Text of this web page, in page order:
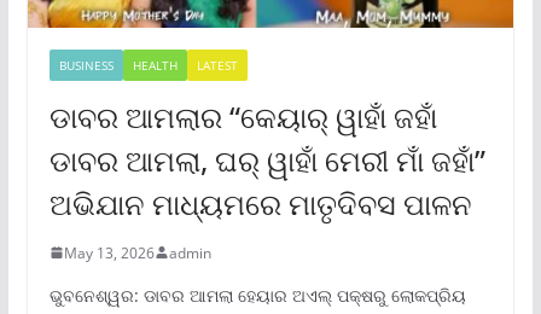
BUSINESS HEALTH LATEST
ଡାବର ଆମଲାର “କେୟାର୍ ୱାହାଁ ଜହାଁ
ଡାବର ଆମଲା, ଘର୍ ୱାହାଁ ମେରୀ ମାଁ ଜହାଁ”
ଅଭିଯାନ ମାଧ୍ୟମରେ ମାତୃଦିବସ ପାଳନ
May 13, 2026 admin
ଭୁବନେଶ୍ୱର: ଡାବର ଆମଲା ହେୟାର ଅଏଲ୍ ପକ୍ଷରୁ ଲୋକପ୍ରିୟ